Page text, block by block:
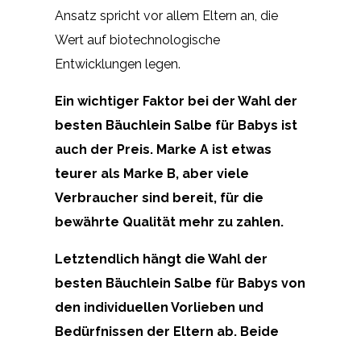
Ansatz spricht vor allem Eltern an, die
Wert auf biotechnologische
Entwicklungen legen.
Ein wichtiger Faktor bei der Wahl der
besten Bäuchlein Salbe für Babys ist
auch der Preis. Marke A ist etwas
teurer als Marke B, aber viele
Verbraucher sind bereit, für die
bewährte Qualität mehr zu zahlen.
Letztendlich hängt die Wahl der
besten Bäuchlein Salbe für Babys von
den individuellen Vorlieben und
Bedürfnissen der Eltern ab. Beide